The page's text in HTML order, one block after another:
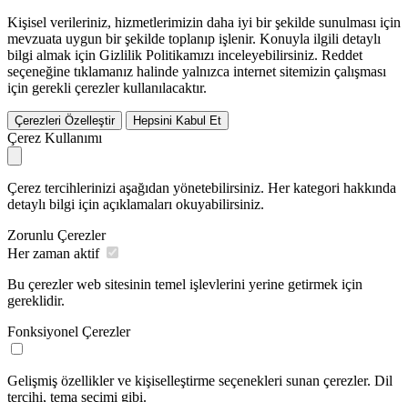
Kişisel verileriniz, hizmetlerimizin daha iyi bir şekilde sunulması için
mevzuata uygun bir şekilde toplanıp işlenir. Konuyla ilgili detaylı
bilgi almak için Gizlilik Politikamızı inceleyebilirsiniz. Reddet
seçeneğine tıklamanız halinde yalnızca internet sitemizin çalışması
için gerekli çerezler kullanılacaktır.
Çerezleri Özelleştir Hepsini Kabul Et
Çerez Kullanımı
Çerez tercihlerinizi aşağıdan yönetebilirsiniz. Her kategori hakkında
detaylı bilgi için açıklamaları okuyabilirsiniz.
Zorunlu Çerezler
Her zaman aktif
Bu çerezler web sitesinin temel işlevlerini yerine getirmek için
gereklidir.
Fonksiyonel Çerezler
Gelişmiş özellikler ve kişiselleştirme seçenekleri sunan çerezler. Dil
tercihi, tema seçimi gibi.